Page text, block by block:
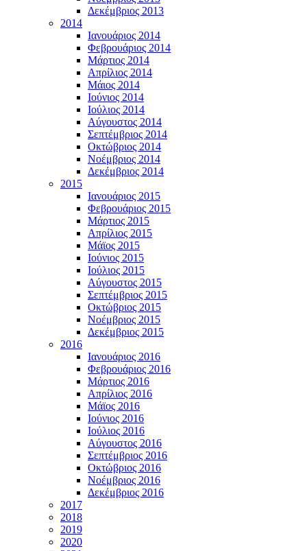
Δεκέμβριος 2013
2014
Ιανουάριος 2014
Φεβρουάριος 2014
Μάρτιος 2014
Απρίλιος 2014
Μάιος 2014
Ιούνιος 2014
Ιούλιος 2014
Αύγουστος 2014
Σεπτέμβριος 2014
Οκτώβριος 2014
Νοέμβριος 2014
Δεκέμβριος 2014
2015
Ιανουάριος 2015
Φεβρουάριος 2015
Μάρτιος 2015
Απρίλιος 2015
Μάϊος 2015
Ιούνιος 2015
Ιούλιος 2015
Αύγουστος 2015
Σεπτέμβριος 2015
Οκτώβριος 2015
Νοέμβριος 2015
Δεκέμβριος 2015
2016
Ιανουάριος 2016
Φεβρουάριος 2016
Μάρτιος 2016
Απρίλιος 2016
Μάϊος 2016
Ιούνιος 2016
Ιούλιος 2016
Αύγουστος 2016
Σεπτέμβριος 2016
Οκτώβριος 2016
Νοέμβριος 2016
Δεκέμβριος 2016
2017
2018
2019
2020